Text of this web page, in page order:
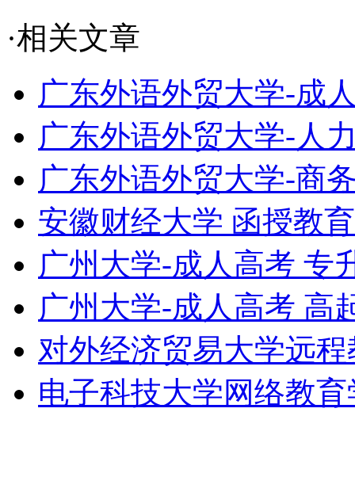
·相关文章
广东外语外贸大学-成
广东外语外贸大学-人
广东外语外贸大学-商
安徽财经大学 函授教
广州大学-成人高考 专
广州大学-成人高考 高
对外经济贸易大学远
电子科技大学网络教